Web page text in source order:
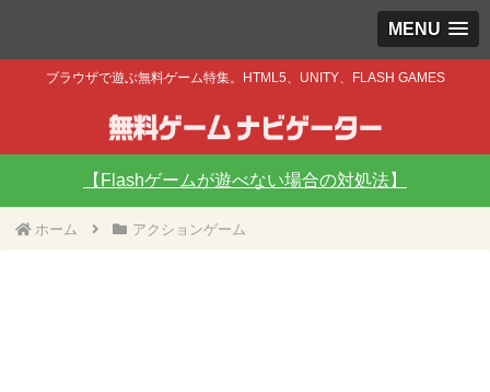
MENU
ブラウザで遊ぶ無料ゲーム特集。HTML5、UNITY、FLASH GAMES
【Flashゲームが遊べない場合の対処法】
ホーム アクションゲーム